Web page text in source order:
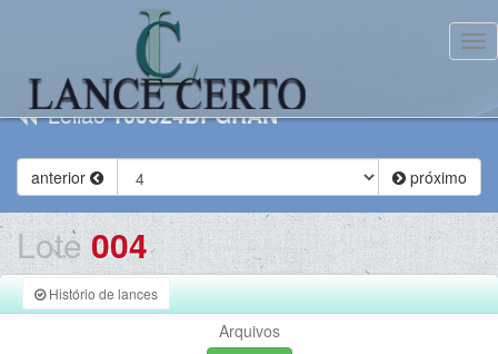
Leilão100924DPGRAN
anterior próximo
Lote 004
Histório de lances
Arquivos